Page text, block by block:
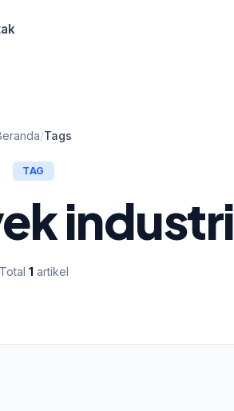
/Tags
TAG
industri
Total 1 artikel